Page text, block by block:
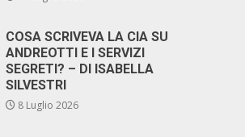
COSA SCRIVEVA LA CIA SU
ANDREOTTI E I SERVIZI
SEGRETI? – DI ISABELLA
SILVESTRI
8 Luglio 2026